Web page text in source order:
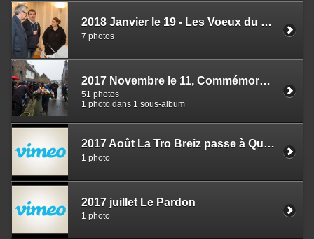
2018 Janvier le 19 - Les Voeux du Maire
7 photos
2017 Novembre le 11, Commémoration et repas
51 photos
1 photo dans 1 sous-album
2017 Août La Tro Breiz passe à Quemperven
1 photo
2017 juillet Le Pardon
1 photo